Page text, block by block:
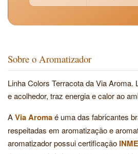
Sobre o Aromatizador
Linha Colors Terracota da Via Aroma.
e acolhedor, traz energia e calor ao
AVia Aromaé uma das fabricantes
respeitadas em aromatização e
aromatizador possui certificação